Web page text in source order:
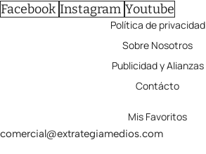
Facebook Instagram Youtube
Política de privacidad
Sobre Nosotros
Publicidad y Alianzas
Contácto
Mis Favoritos
comercial@extrategiamedios.com